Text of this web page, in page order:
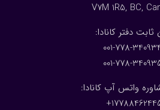
V7M 1R5, BC,
ثابت دفتر کانادا
001-778-
001-778-
واتس آپ کانادا: